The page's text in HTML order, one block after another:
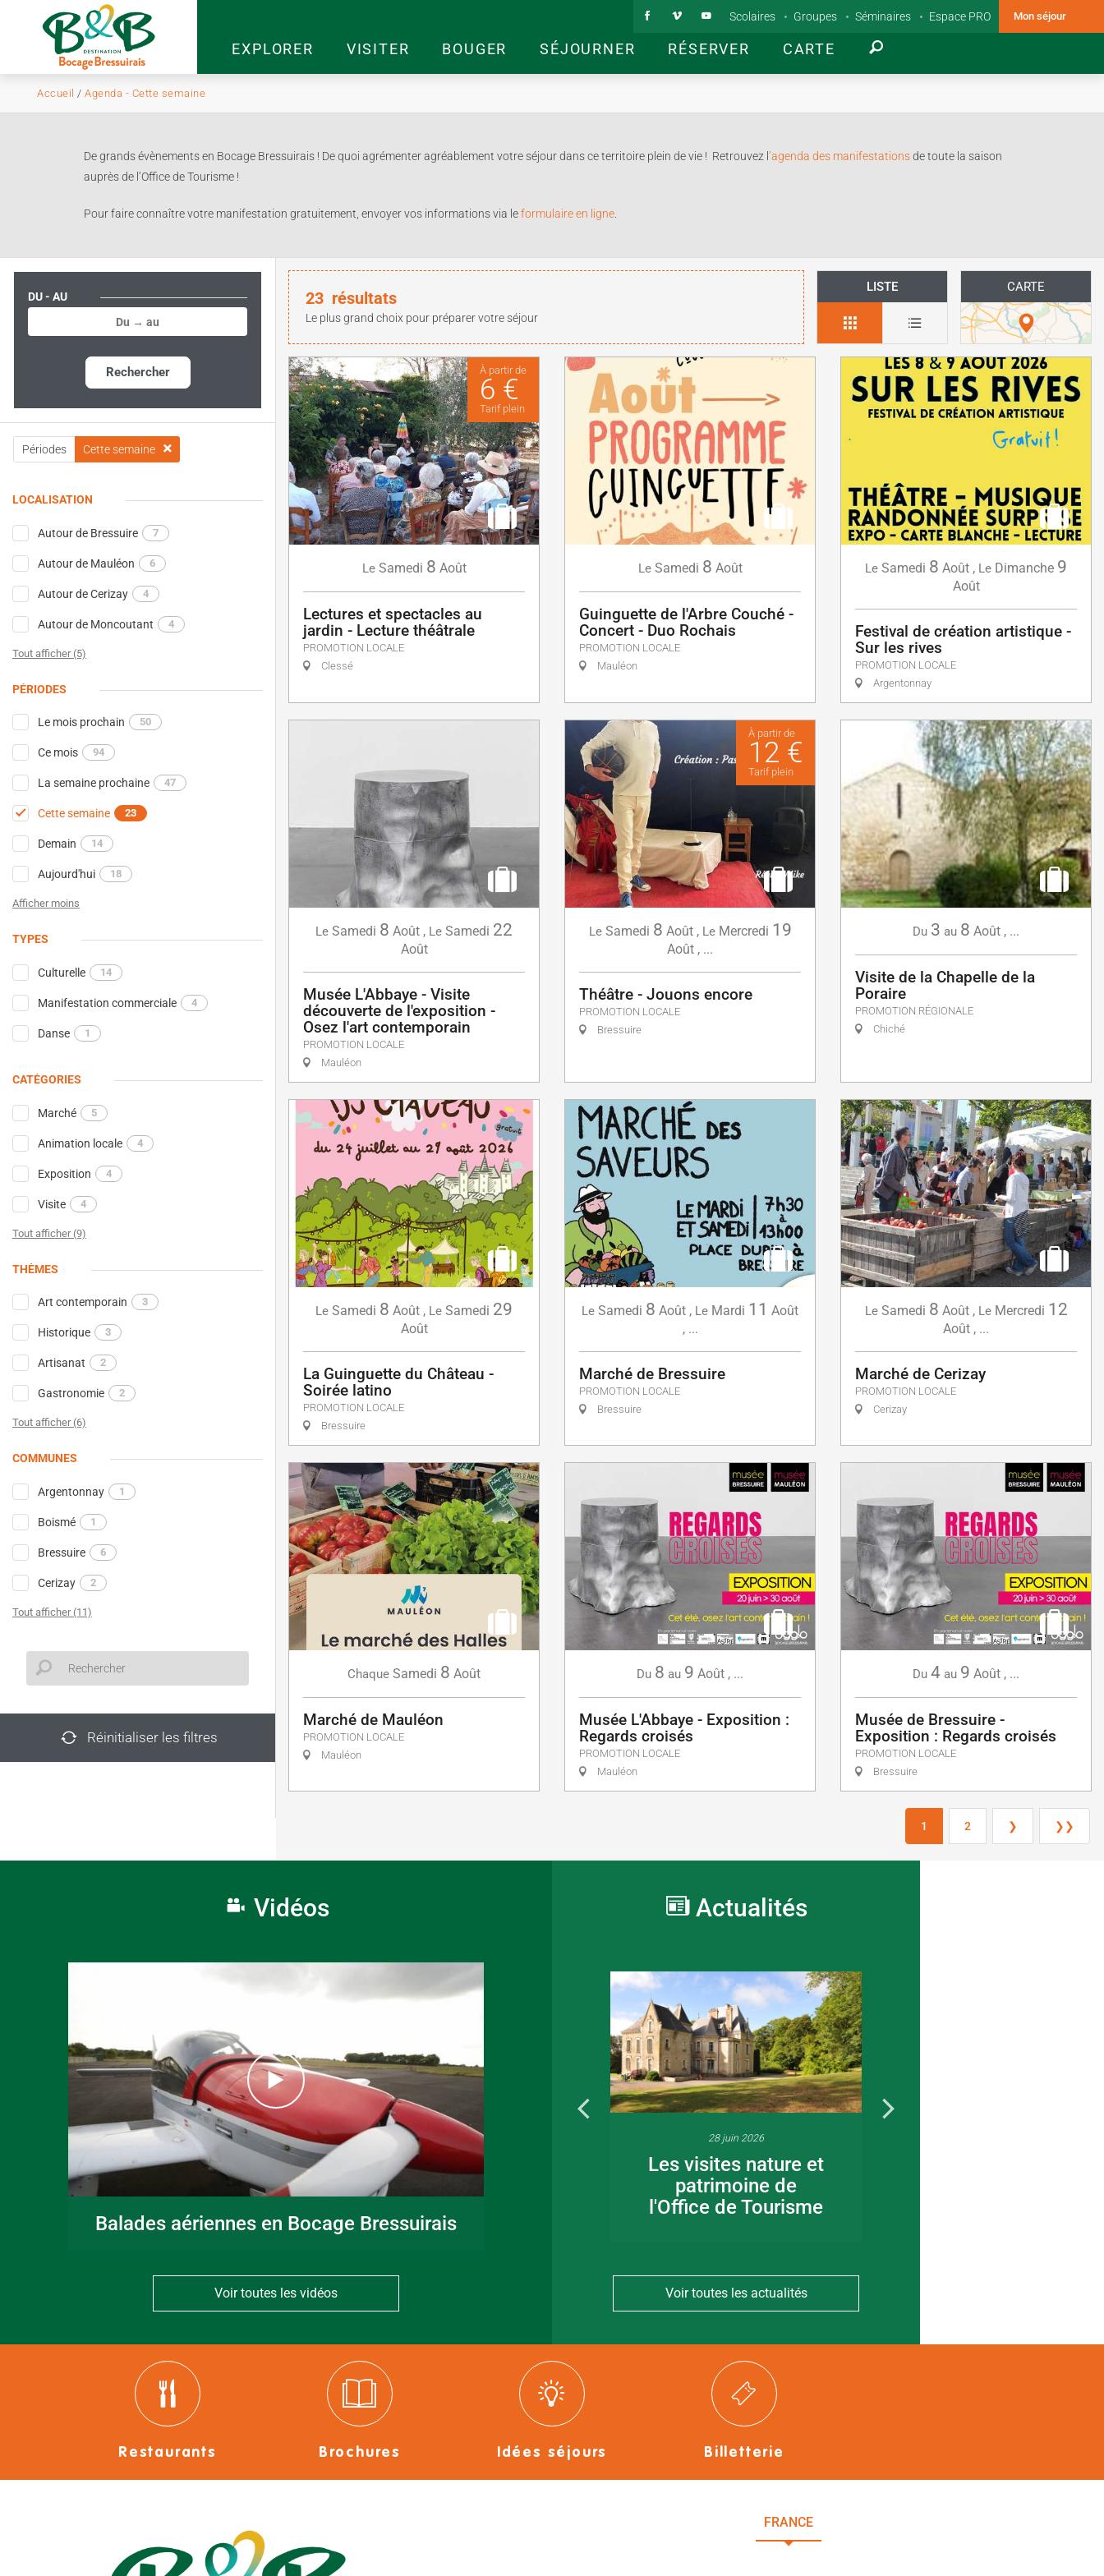
EXPLORER VISITER BOUGER SÉJOURNER RÉSERVER CARTE
Scolaires Groupes Séminaires Espace PRO Mon séjour
Accueil / Agenda - Cette semaine
De grands évènements en Bocage Bressuirais ! De quoi agrémenter agréablement votre séjour dans ce territoire plein de vie ! Retrouvez l ’agenda des manifestationsde toute la saison
auprès de l’Office de Tourisme !
Pour faire connaître votre manifestation gratuitement, envoyer vos informations via leformulaire en ligne
DU - AU
Rechercher
Périodes Cette semaine
LOCALISATION
Autour de Bressuire 7
Autour de Mauléon 6
Autour de Cerizay 4
Autour de Moncoutant 4
Tout afficher (5)
PÉRIODES
Le mois prochain 50
Ce mois 94
La semaine prochaine 47
Cette semaine 23
Demain 14
Aujourd'hui 18
Afficher moins
TYPES
Culturelle 14
Manifestation commerciale 4
Danse 1
CATÉGORIES
Marché 5
Animation locale 4
Exposition 4
Visite 4
Tout afficher (9)
THÈMES
Art contemporain 3
Historique 3
Artisanat 2
Gastronomie 2
Tout afficher (6)
COMMUNES
Argentonnay 1
Boismé 1
Bressuire 6
Cerizay 2
Tout afficher (11)
Réinitialiser les filtres
23 résultats
Le plus grand choix pour préparer votre séjour
LISTE CARTE
À partir de
6 €
Tarif plein
Le Samedi 8 Août
Lectures et spectacles au
jardin - Lecture théâtrale
PROMOTION LOCALE
Clessé
Le Samedi 8 Août
Guinguette de l'Arbre Couché -
Concert - Duo Rochais
PROMOTION LOCALE
Mauléon
Le Samedi 8 Août , Le Dimanche 9
Août
Festival de création artistique -
Sur les rives
PROMOTION LOCALE
Argentonnay
Le Samedi 8 Août , Le Samedi 22
Août
Musée L'Abbaye - Visite
découverte de l'exposition -
Osez l'art contemporain
PROMOTION LOCALE
Mauléon
À partir de
12 €
Tarif plein
Le Samedi 8 Août, Le Mercredi 19
Août , ...
Théâtre - Jouons encore
PROMOTION LOCALE
Bressuire
Du 3 au 8 Août , ...
Visite de la Chapelle de la
Poraire
PROMOTION RÉGIONALE
Chiché
Le Samedi 8 Août , Le Samedi 29
Août
La Guinguette du Château -
Soirée latino
PROMOTION LOCALE
Bressuire
Le Samedi 8 Août , Le Mardi 11 Août
, ...
Marché de Bressuire
PROMOTION LOCALE
Bressuire
Le Samedi 8 Août, Le Mercredi 12
Août , ...
Marché de Cerizay
PROMOTION LOCALE
Cerizay
Chaque Samedi 8 Août
Marché de Mauléon
PROMOTION LOCALE
Mauléon
Du 8 au 9 Août , ...
Musée L'Abbaye - Exposition :
Regards croisés
PROMOTION LOCALE
Mauléon
Du 4 au 9 Août , ...
Musée de Bressuire -
Exposition : Regards croisés
PROMOTION LOCALE
Bressuire
1 2 ❯ ❯❯
Vidéos
Balades aériennes en Bocage Bressuirais
Voir toutes les vidéos
Actualités
16 juin 2026
Fête de la musique
28 juin 2026
Les visites nature et
patrimoine de
l'Office de Tourisme
Voir toutes les actualités
Restaurants Brochures Idées séjours Billetterie
FRANCE